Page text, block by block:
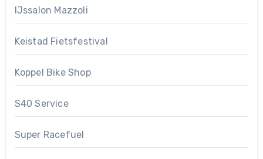
IJssalon Mazzoli
Keistad Fietsfestival
Koppel Bike Shop
S40 Service
Super Racefuel